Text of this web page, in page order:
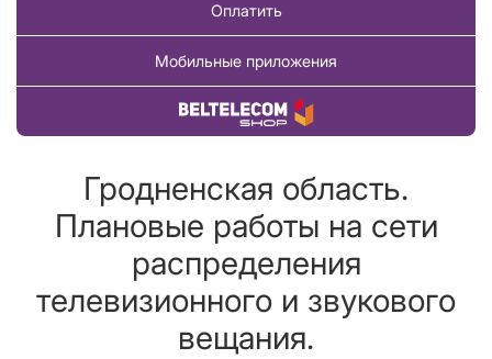
Оплатить
Мобильные приложения
Купить товар
Гродненская область.
Плановые работы на сети
распределения
телевизионного и звукового
вещания.